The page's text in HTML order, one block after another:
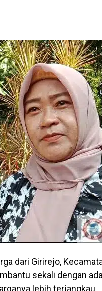
dari Girirejo,
sekali dengan
lebih terjangkau